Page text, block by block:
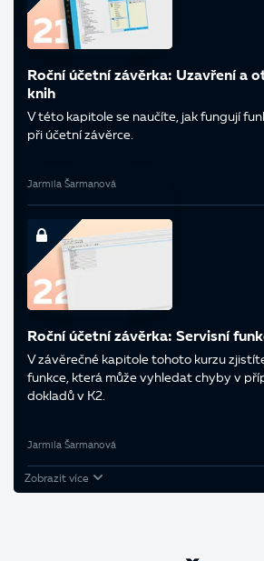
Roční účetní závěrka: Uzavření a
knih
V této kapitole se naučíte, jak fungují
při účetní závěrce.
Jarmila Šarmanová
Roční účetní závěrka: Servisní
V závěrečné kapitole tohoto kurzu
funkce, která může vyhledat chyby v
dokladů v K2.
Jarmila Šarmanová
Zobrazit více